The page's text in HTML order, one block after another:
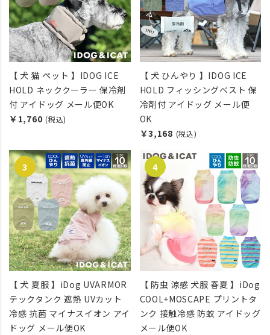
【 犬 猫 ペット 】IDOG ICE
HOLD ネッククーラー 保冷剤
付 アイドッグ メール便OK
￥1,760 (税込)
【 犬 ひんやり 】IDOG ICE
HOLD フィッシングベスト 保
冷剤付 アイドッグ メール便
OK
￥3,168 (税込)
【 犬 夏服 】iDog UVARMOR
テックタンク 遮熱 UVカット
冷感 抗菌 マイナスイオン アイ
ドッグ メール便OK
【 防虫 涼感 犬服 春夏 】iDog
COOL+MOSCAPE プリントタ
ンク 接触冷感 防蚊 アイドッグ
メール便OK